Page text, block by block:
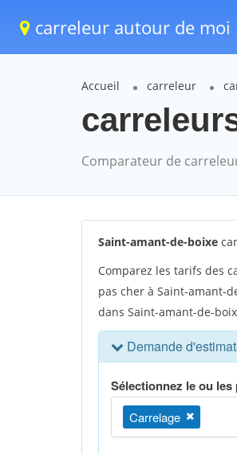
carreleur autour de moi
Accueil carreleur
Comparateur de
Saint-amant-de-boixe
Comparez les tarifs des
pas cher à Saint-amant-
dans Saint-amant-de-